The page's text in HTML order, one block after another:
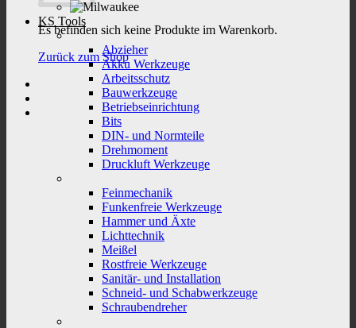
Es befinden sich keine Produkte im Warenkorb.
Zurück zum Shop
KS Tools
Abzieher
Akku Werkzeuge
Arbeitsschutz
Bauwerkzeuge
Betriebseinrichtung
Bits
DIN- und Normteile
Drehmoment
Druckluft Werkzeuge
Feinmechanik
Funkenfreie Werkzeuge
Hammer und Äxte
Lichttechnik
Meißel
Rostfreie Werkzeuge
Sanitär- und Installation
Schneid- und Schabwerkzeuge
Schraubendreher